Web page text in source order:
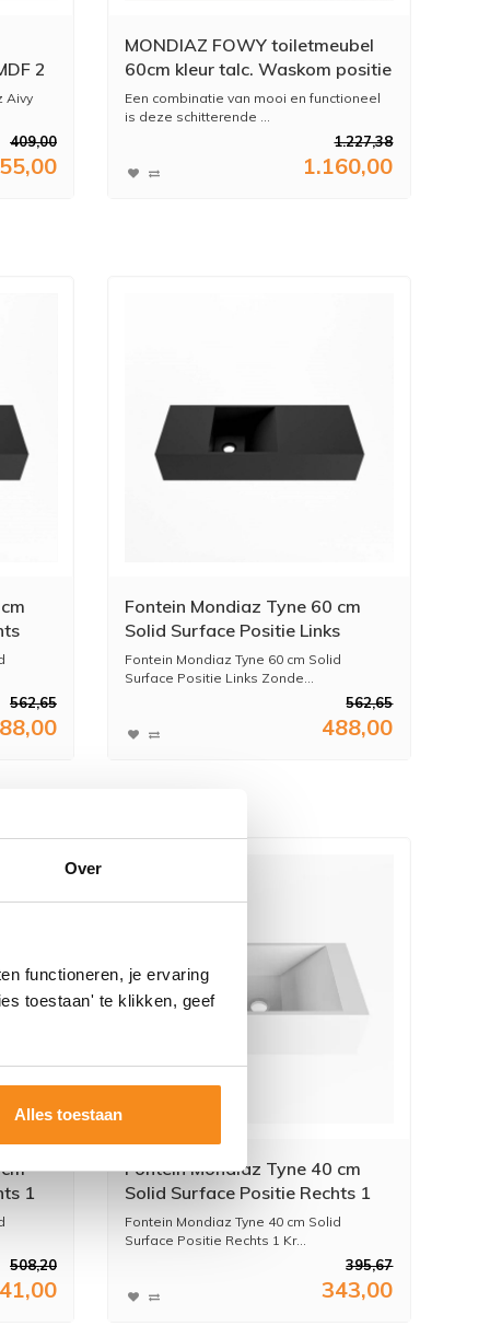
Over
functioneren, je ervaring
toestaan' te klikken, geef
Alles toestaan
2
Aivy
409,00
MONDIAZ FOWY toiletmeubel
60cm kleur talc. Waskom positie
rechts kleur urban | urban.
Zonder kraangat
Een combinatie van mooi en functioneel
is deze schitterende ...
1.227,38
1.160,00
562,65
Fontein Mondiaz Tyne 60 cm
Solid Surface Positie Links
Zonder Kraangat Urban
Fontein Mondiaz Tyne 60 cm Solid
Surface Positie Links Zonde...
562,65
488,00
1
508,20
Fontein Mondiaz Tyne 40 cm
Solid Surface Positie Rechts 1
Kraangat Talc
Fontein Mondiaz Tyne 40 cm Solid
Surface Positie Rechts 1 Kr...
395,67
343,00